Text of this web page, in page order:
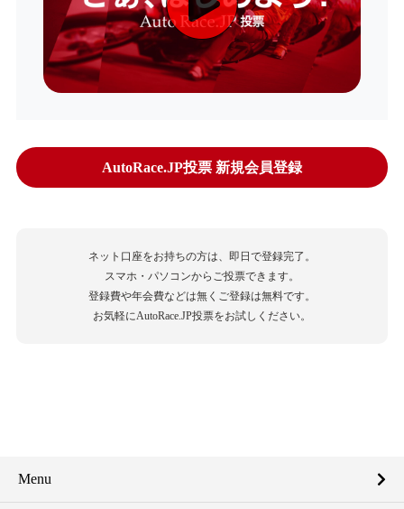
AutoRace.JP投票 新規会員登録
ネット口座をお持ちの方は、即日で登録完了。
スマホ・パソコンからご投票できます。
登録費や年会費などは無くご登録は無料です。
お気軽にAutoRace.JP投票をお試しください。
Menu